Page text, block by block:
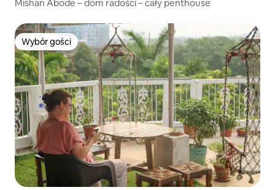
Mishan Abode – dom radości – cały penthouse
Wybór gości
Wybór gości